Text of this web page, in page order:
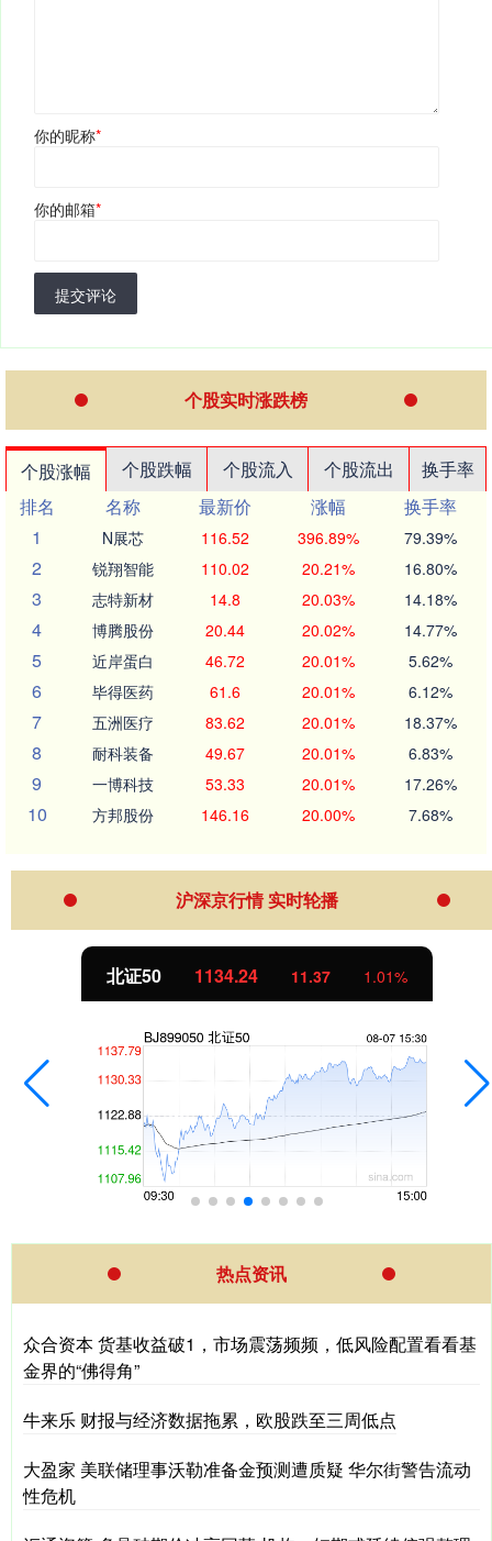
你的昵称*
你的邮箱*
提交评论
个股实时涨跌榜
个股涨幅 个股跌幅 个股流入 个股流出
换手率
排名
名称 最新价 涨幅
换手率
1
N展芯 116.52 396.89% 79.39%
2 锐翔智能 110.02 20.21% 16.80%
3 志特新材 14.8 20.03% 14.18%
4 博腾股份 20.44 20.02% 14.77%
5 近岸蛋白 46.72 20.01% 5.62%
6 毕得医药 61.6 20.01% 6.12%
7 五洲医疗 83.62 20.01% 18.37%
8 耐科装备 49.67 20.01% 6.83%
9 一博科技 53.33 20.01% 17.26%
10 方邦股份 146.16 20.00% 7.68%
沪深京行情 实时轮播
北证50 1134.24 11.37 1.01%
热点资讯
众合资本 货基收益破1，市场震荡频频，低风险配置看看基
金界的“佛得角”
牛来乐 财报与经济数据拖累，欧股跌至三周低点
大盈家 美联储理事沃勒准备金预测遭质疑 华尔街警告流动
性危机